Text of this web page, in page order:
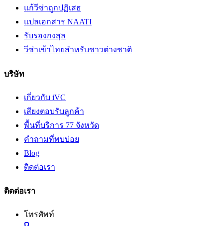
แก้วีซ่าถูกปฏิเสธ
แปลเอกสาร NAATI
รับรองกงสุล
วีซ่าเข้าไทยสำหรับชาวต่างชาติ
บริษัท
เกี่ยวกับ iVC
เสียงตอบรับลูกค้า
พื้นที่บริการ 77 จังหวัด
คำถามที่พบบ่อย
Blog
ติดต่อเรา
ติดต่อเรา
โทรศัพท์